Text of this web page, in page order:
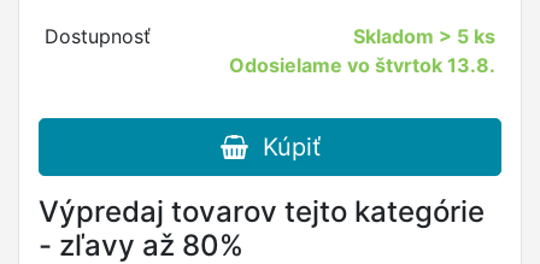
Dostupnosť Skladom > 5 ks
Odosielame vo štvrtok 13.8.
Kúpiť
Výpredaj tovarov tejto kategórie
- zľavy až 80%